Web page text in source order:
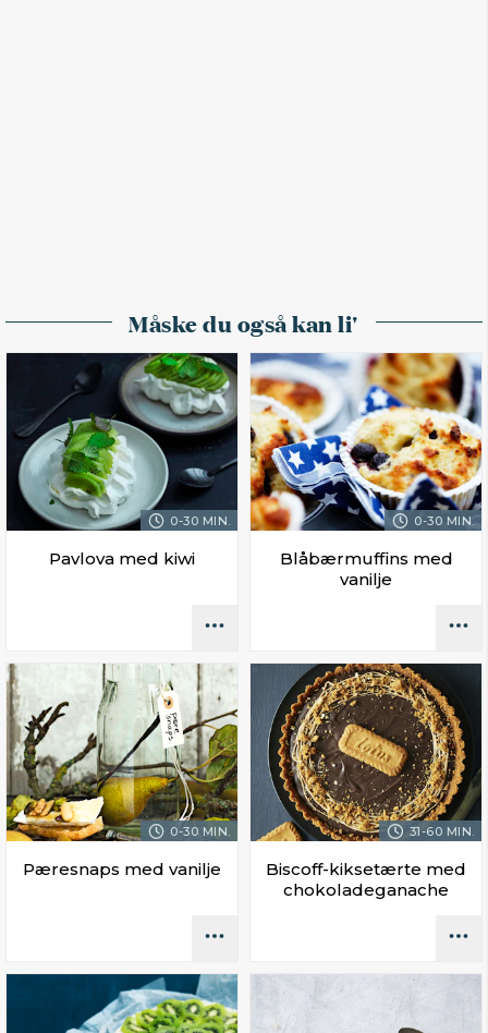
Måske du også kan li'
0-30 MIN.
Pavlova med kiwi
0-30 MIN.
Blåbærmuffins med
vanilje
0-30 MIN.
Pæresnaps med vanilje
31-60 MIN.
Biscoff-kiksetærte med
chokoladeganache